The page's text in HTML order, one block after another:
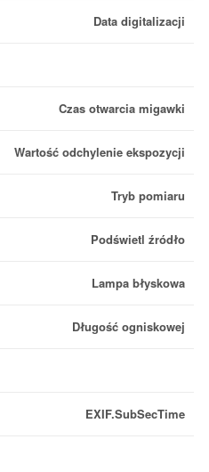
Data digitalizacji
Czas otwarcia migawki
Wartość odchylenie ekspozycji
Tryb pomiaru
Podświetl źródło
Lampa błyskowa
Długość ogniskowej
EXIF.SubSecTime